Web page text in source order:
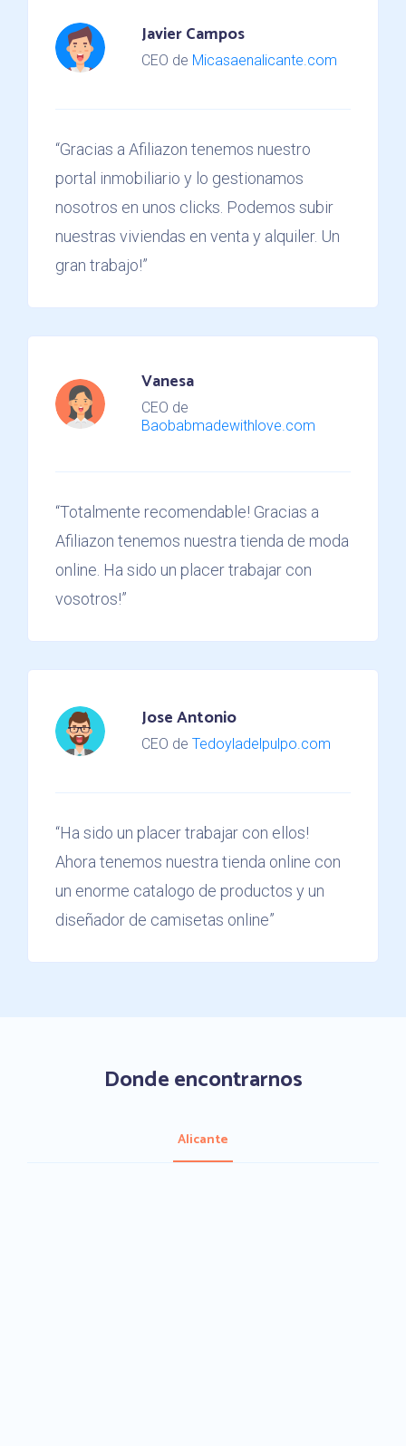
Javier Campos
CEO de Micasaenalicante.com
“Gracias a Afiliazon tenemos nuestro
portal inmobiliario y lo gestionamos
nosotros en unos clicks. Podemos subir
nuestras viviendas en venta y alquiler. Un
gran trabajo!”
Vanesa
CEO de
Baobabmadewithlove.com
“Totalmente recomendable! Gracias a
Afiliazon tenemos nuestra tienda de moda
online. Ha sido un placer trabajar con
vosotros!”
Jose Antonio
CEO de Tedoyladelpulpo.com
“Ha sido un placer trabajar con ellos!
Ahora tenemos nuestra tienda online con
un enorme catalogo de productos y un
diseñador de camisetas online”
Donde encontrarnos
Alicante